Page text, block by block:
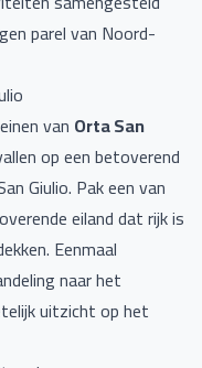
parel van Noord-
van Orta San
op een betoverend
Giulio. Pak een van
eiland dat rijk is
Eenmaal
naar het
uitzicht op het